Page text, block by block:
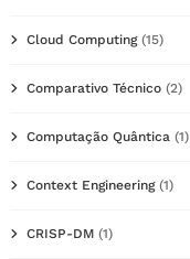
Cloud Computing(15)
Comparativo Técnico (2)
Computação Quântica (1)
Context Engineering(1)
CRISP-DM (1)